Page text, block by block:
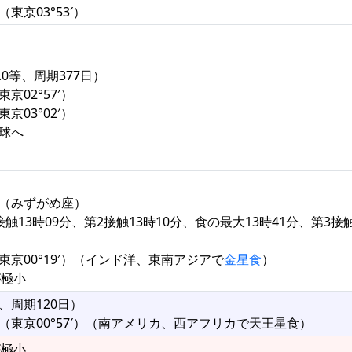
京03°53′）
等、周期377日）
京02°57′）
京03°02′）
へ
みずがめ座）
触13時09分、第2接触13時10分、食の最大13時41分、第3接
京00°19′）（インド洋、東南アジアで金星食）
小
周期120日）
京00°57′）（南アメリカ、西アフリカで天王星食）